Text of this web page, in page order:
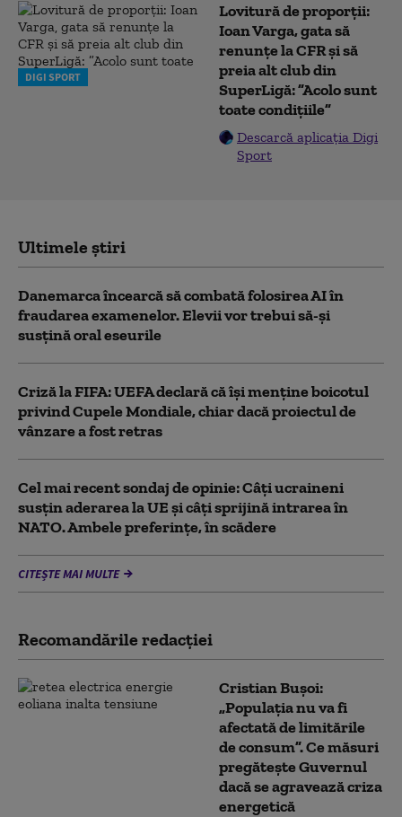
DIGI SPORT
Lovitură de proporții:
Ioan Varga, gata să
renunțe la CFR și să
preia alt club din
SuperLigă: ”Acolo sunt
toate condițiile”
Descarcă aplicația Digi
Sport
Ultimele știri
Danemarca încearcă să combată folosirea AI în
fraudarea examenelor. Elevii vor trebui să-şi
susţină oral eseurile
Criză la FIFA: UEFA declară că îşi menţine boicotul
privind Cupele Mondiale, chiar dacă proiectul de
vânzare a fost retras
Cel mai recent sondaj de opinie: Câți ucraineni
susțin aderarea la UE și câți sprijină intrarea în
NATO. Ambele preferințe, în scădere
CITEȘTE MAI MULTE
Recomandările redacţiei
Cristian Bușoi:
„Populația nu va fi
afectată de limitările
de consum”. Ce măsuri
pregătește Guvernul
dacă se agravează criza
energetică